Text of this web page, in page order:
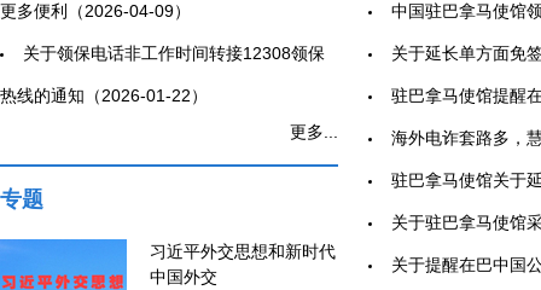
更多便利（2026-04-09）
关于领保电话非工作时间转接12308领保
热线的通知（2026-01-22）
更多...
专题
习近平外交思想和新时代
中国外交
中国驻巴拿马使馆
关于延长单方面免
驻巴拿马使馆提醒
海外电诈套路多，
驻巴拿马使馆关于
关于驻巴拿马使馆
关于提醒在巴中国